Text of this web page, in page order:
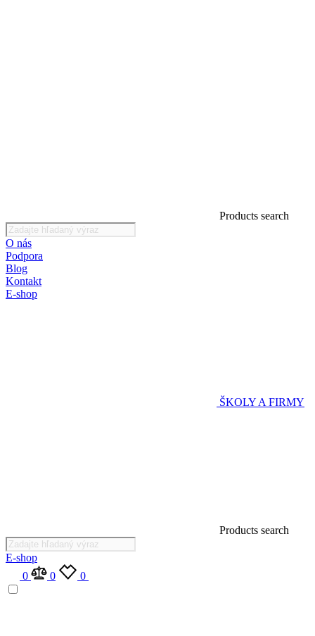
Products search
O nás
Podpora
Blog
Kontakt
E-shop
ŠKOLY A FIRMY
Products search
E-shop
0
0 0